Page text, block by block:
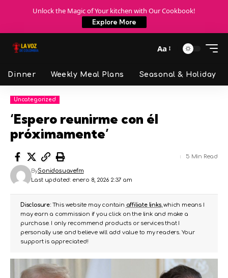
Unlock the Magic of Your kitchen with Our Cookbook!
Explore More
Aa
Dinner Weekly Meal Plans Seasonal & Holiday
Uncategorized
‘Espero reunirme con él
próximamente’
Last updated: enero 8, 2026 2:37 am
BySonidosuavefm
5 Min Read
Disclosure:This website may contain affiliate links, which means I
may earn a commission if you click on the link and make a
purchase. I only recommend products or services that I
personally use and believe will add value to my readers. Your
support is appreciated!